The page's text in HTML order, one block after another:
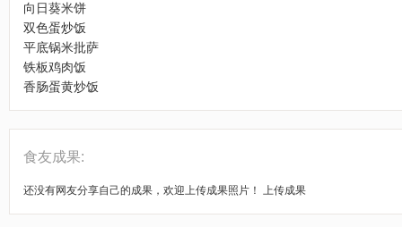
向日葵米饼
双色蛋炒饭
平底锅米批萨
铁板鸡肉饭
香肠蛋黄炒饭
食友成果:
还没有网友分享自己的成果，欢迎上传成果照片！ 上传成果